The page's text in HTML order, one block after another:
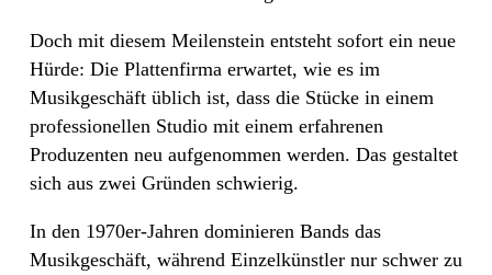
Doch mit diesem Meilenstein entsteht sofort ein neue
Hürde: Die Plattenfirma erwartet, wie es im
Musikgeschäft üblich ist, dass die Stücke in einem
professionellen Studio mit einem erfahrenen
Produzenten neu aufgenommen werden. Das gestaltet
sich aus zwei Gründen schwierig.
In den 1970er-Jahren dominieren Bands das
Musikgeschäft, während Einzelkünstler nur schwer zu